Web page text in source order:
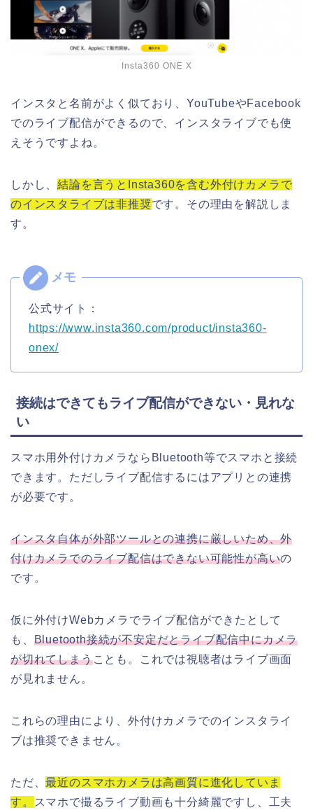
Insta360 ONE X
インスタと名前がよく似ており、YouTubeやFacebook
でのライブ配信ができるので、インスタライブでも使
えそうですよね。
しかし、結論を言うとInsta360を含む外付けカメラで
のインスタライブは非推奨です。その理由を解説しま
す。
公式サイト：
https://www.insta360.com/product/insta360-
onex/
接続はできてもライブ配信ができない・見れな
い
スマホ用外付けカメラならBluetooth等でスマホと接続
できます。ただしライブ配信するにはアプリとの連携
が必要です。
インスタ自体が外部ツールとの連携に厳しいため、外
付けカメラでのライブ配信はできない可能性が高いの
です。
仮に外付けWebカメラでライブ配信ができたとして
も、 Bluetooth接続が不安定だとライブ配信中にカメラ
が切れてしまうことも。これでは視聴者はライブ画面
が見れません。
これらの理由により、外付けカメラでのインスタライ
ブは推奨できません。
ただ、最近のスマホカメラは高画質に進化していま
す。
スマホで撮るライブ動画も十分綺麗ですし、工夫